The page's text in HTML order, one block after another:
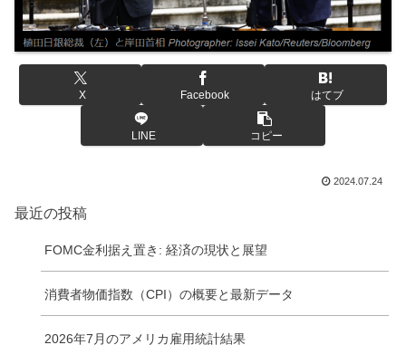
X Facebook はてブ
LINE コピー
2024.07.24
最近の投稿
FOMC金利据え置き: 経済の現状と展望
消費者物価指数（CPI）の概要と最新データ
2026年7月のアメリカ雇用統計結果